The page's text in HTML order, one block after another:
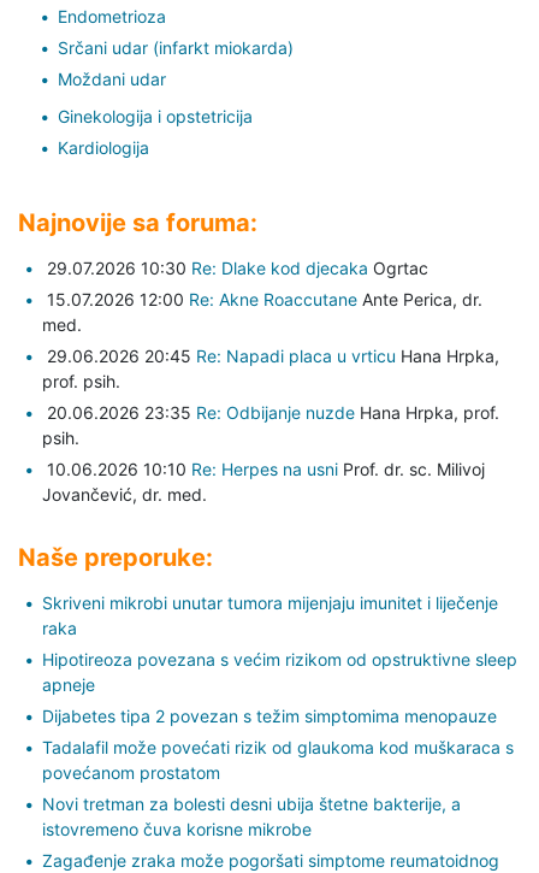
Endometrioza
Srčani udar (infarkt miokarda)
Moždani udar
Ginekologija i opstetricija
Kardiologija
Najnovije sa foruma:
29.07.2026 10:30 Re: Dlake kod djecaka Ogrtac
15.07.2026 12:00 Re: Akne Roaccutane Ante Perica, dr.
med.
29.06.2026 20:45 Re: Napadi placa u vrticu Hana Hrpka,
prof. psih.
20.06.2026 23:35 Re: Odbijanje nuzde Hana Hrpka, prof.
psih.
10.06.2026 10:10 Re: Herpes na usni Prof. dr. sc. Milivoj
Jovančević, dr. med.
Naše preporuke:
Skriveni mikrobi unutar tumora mijenjaju imunitet i liječenje
raka
Hipotireoza povezana s većim rizikom od opstruktivne sleep
apneje
Dijabetes tipa 2 povezan s težim simptomima menopauze
Tadalafil može povećati rizik od glaukoma kod muškaraca s
povećanom prostatom
Novi tretman za bolesti desni ubija štetne bakterije, a
istovremeno čuva korisne mikrobe
Zagađenje zraka može pogoršati simptome reumatoidnog